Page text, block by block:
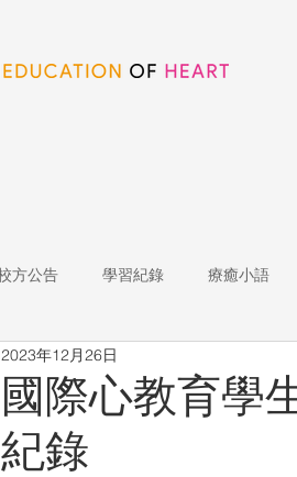
方公告 學習紀錄 療癒小語
表演藝術
國際教育
國際心教育學
紀錄
2023年12月26日